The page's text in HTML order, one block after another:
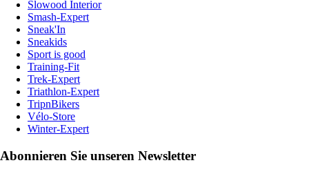
Slowood Interior
Smash-Expert
Sneak'In
Sneakids
Sport is good
Training-Fit
Trek-Expert
Triathlon-Expert
TripnBikers
Vélo-Store
Winter-Expert
Abonnieren Sie unseren Newsletter